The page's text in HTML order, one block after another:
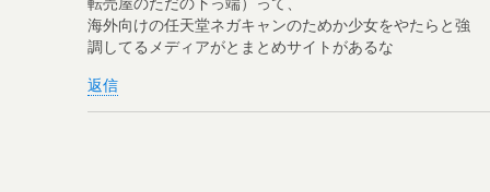
海外向けの任天堂ネガキャンのためか少女をやたらと強
調してるメディアがとまとめサイトがあるな
返信